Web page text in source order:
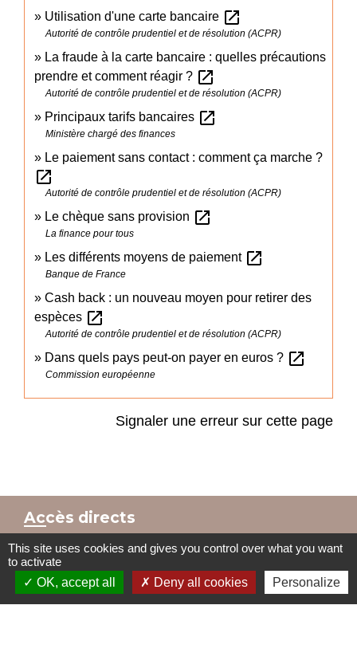
Utilisation d'une carte bancaire open_in_new
Autorité de contrôle prudentiel et de résolution (ACPR)
La fraude à la carte bancaire : quelles précautions
prendre et comment réagir ? open_in_new
Autorité de contrôle prudentiel et de résolution (ACPR)
Principaux tarifs bancaires open_in_new
Ministère chargé des finances
Le paiement sans contact : comment ça marche ?
open_in_new
Autorité de contrôle prudentiel et de résolution (ACPR)
Le chèque sans provision open_in_new
La finance pour tous
Les différents moyens de paiement open_in_new
Banque de France
Cash back : un nouveau moyen pour retirer des
espèces open_in_new
Autorité de contrôle prudentiel et de résolution (ACPR)
Dans quels pays peut-on payer en euros ? open_in_new
Commission européenne
Signaler une erreur sur cette page
Accès directs
BULLETIN MUNICIPAL MENU CANTINE
This site uses cookies and gives you control over what you want
to activate
OK, accept all
Deny all cookies Personalize